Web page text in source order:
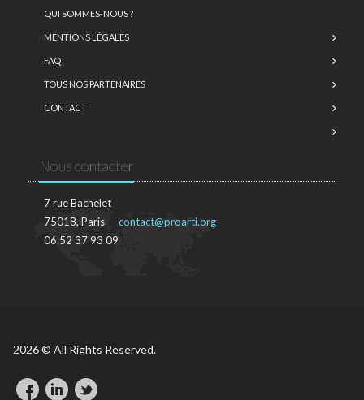
QUI SOMMES-NOUS ?
MENTIONS LÉGALES
FAQ
TOUS NOS PARTENAIRES
CONTACT
Nous contacter
7 rue Bachelet
75018, Paris
06 52 37 93 09
contact@proarti.org
2026 © All Rights Reserved.